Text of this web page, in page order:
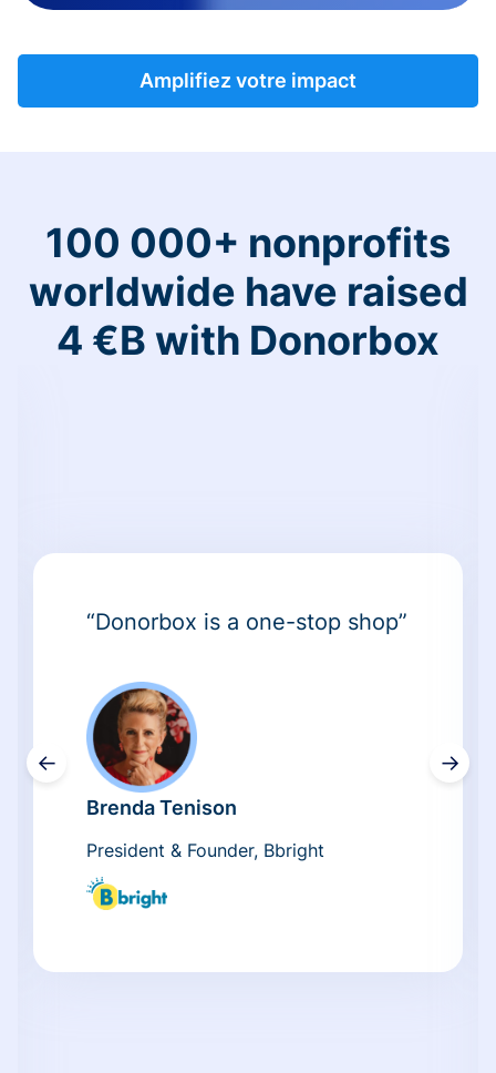
Amplifiez votre impact
100 000+ nonprofits
worldwide have raised
4 €B with Donorbox
←
“Donorbox is a one-stop shop”
Brenda Tenison
President & Founder, Bbright
→